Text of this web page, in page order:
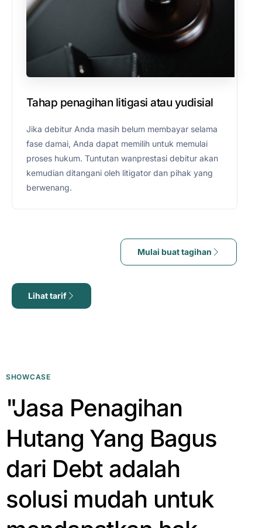
Tahap penagihan litigasi atau yudisial
Jika debitur Anda masih belum membayar selama
fase damai, Anda dapat memilih untuk memulai
proses hukum. Tuntutan wanprestasi debitur akan
kemudian ditangani oleh litigator dan pihak yang
berwenang.
Mulai buat tagihan
Lihat tarif
SHOWCASE
"Jasa Penagihan
Hutang Yang Bagus
dari Debt adalah
solusi mudah untuk